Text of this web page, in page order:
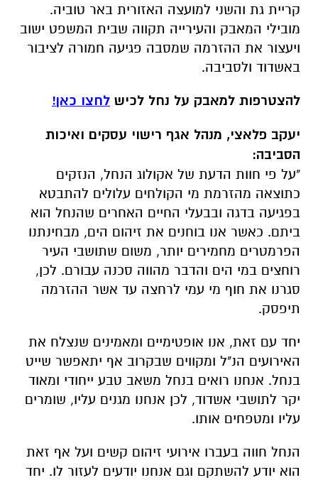
קריית גת והשני למועצה האזורית באר טוביה.
מובילי המאבק והעירייה תקווה שבית המשפט ישוב
ויעצור את ההזרמה שמסבה פגיעה חמורה לציבור
באשדוד ולסביבה.
להצטרפות למאבק על נחל לכיש לחצו כאן!
יעקב פלאצי, מנהל אגף רישוי עסקים ואיכות
הסביבה:
"על פי חוות הדעת של אקולוג הנחל, הנזקים
כתוצאה מהזרמת מי הקולחים עלולים להתבטא
בפגיעה בדגה ובבעלי החיים האחרים שהנחל הוא
ביתם. כאשר אנו בוחנים את זיהום הים, מבחינתנו
הפרמטרים מחמירים יותר, משום שתושבי העיר
רוחצים במי הים והדבר מהווה סכנה עבורם. לכן,
סגרנו את חוף מי עמי לרחצה עד אשר ההזרמה
תיפסק.
יחד עם זאת, אנו אופטימיים ומאמינים שנצלח את
האירועים הנ"ל ומקווים שבקרוב אף יתאפשר שייט
בנחל. אנחנו רואים בנחל משאב טבע ייחודי ומאוד
יקר לתושבי אשדוד, לכן אנחנו מגנים עליו, שומרים
עליו ומטפחים אותו.
הנחל חווה בעברו אירועי זיהום קשים ועל אף זאת
הוא יודע להשתקם וגם אנחנו יודעים לעזור לו. יחד